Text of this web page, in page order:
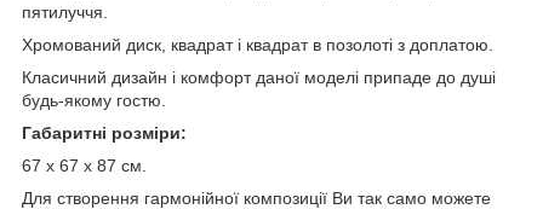
пятилуччя.
Хромований диск, квадрат і квадрат в позолоті з доплатою.
Класичний дизайн і комфорт даної моделі припаде до душі
будь-якому гостю.
Габаритні розміри:
67 x 67 x 87 см.
Для створення гармонійної композиції Ви так само можете